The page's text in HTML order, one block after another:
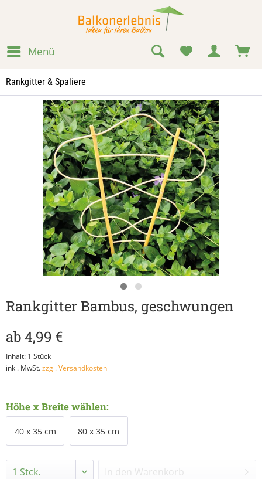
Menü
Rankgitter & Spaliere
Rankgitter Bambus, geschwungen
ab 4,99 €
Inhalt: 1 Stück
inkl. MwSt.zzgl. Versandkosten
Höhe x Breite wählen:
40 x 35 cm 80 x 35 cm
In den Warenkorb